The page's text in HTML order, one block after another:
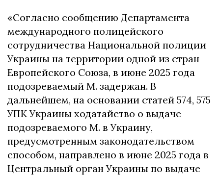
«Согласно сообщению Департамента
международного полицейского
сотрудничества Национальной полиции
Украины на территории одной из стран
Европейского Союза, в июне 2025 года
подозреваемый М. задержан. В
дальнейшем, на основании статей 574, 575
УПК Украины ходатайство о выдаче
подозреваемого М. в Украину,
предусмотренным законодательством
способом, направлено в июне 2025 года в
Центральный орган Украины по выдаче